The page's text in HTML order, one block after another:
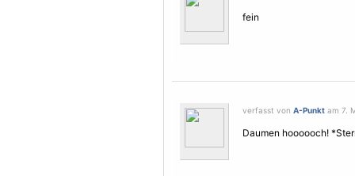
fein
verfasst von A-Punkt am 7.
Daumen hoooooch!